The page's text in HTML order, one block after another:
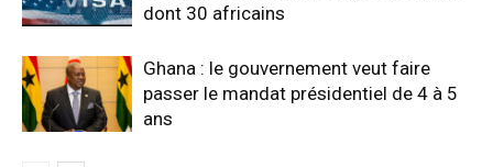
dont 30 africains
Ghana : le gouvernement veut faire
passer le mandat présidentiel de 4 à 5
ans